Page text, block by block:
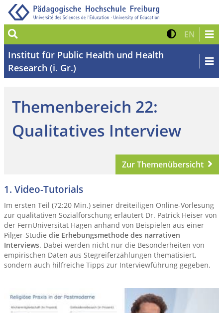
Suche Kontrast
EN Zur
Institut für Public Health und Health
Research (i. Gr.)
Themenbereich 22:
Qualitatives Interview
Zur Themenübersicht
1. Video-Tutorials
Im ersten Teil (72:20 Min.) seiner dreiteiligen Online-Vorlesung
zur qualitativen Sozialforschung erläutert Dr. Patrick Heiser von
der FernUniversität Hagen anhand von Beispielen aus einer
Pilger-Studie die Erhebungsmethode des narrativen
Interviews. Dabei werden nicht nur die Besonderheiten von
empirischen Daten aus Stegreiferzählungen thematisiert,
sondern auch hilfreiche Tipps zur Interviewführung gegeben.